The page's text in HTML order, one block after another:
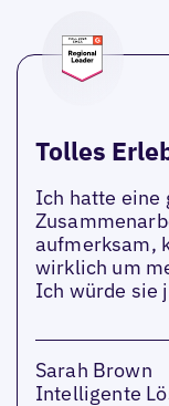
Tolles
Ich hatte eine
aufmerksam,
wirklich um
Ich würde sie
Sarah Brown
Intelligente